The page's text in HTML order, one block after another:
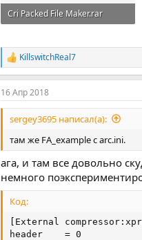
Cri Packed File Maker.rar
Р
е
а
к
ц
и
KillswitchReal7
16 Апр 2018
sergey3695 написал(а):
там же FA_example с arc.ini.
ага, и там все довольно
немного
Код:
[External
header    = 0